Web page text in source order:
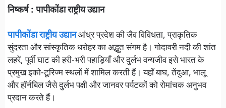
निष्कर्ष : पापीकोंडा राष्ट्रीय उद्यान
पापीकोंडा राष्ट्रीय उद्यानआंध्र प्रदेश की जैव विविधता, प्राकृतिक
सुंदरता और सांस्कृतिक धरोहर का अद्भुत संगम है। गोदावरी नदी की शांत
लहरें, पूर्वी घाट की हरी-भरी पहाड़ियाँ और दुर्लभ वन्यजीव इसे भारत के
प्रमुख इको-टूरिज्म स्थलों में शामिल करती हैं। यहाँ बाघ, तेंदुआ, भालू
और हॉर्नबिल जैसे दुर्लभ पक्षी और जानवर पर्यटकों को रोमांचक अनुभव
प्रदान करते हैं।